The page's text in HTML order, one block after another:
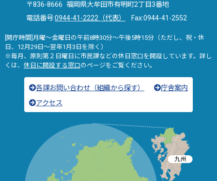
〒836-8666 福岡県大牟田市有明町2丁目3番地
電話番号:0944-41-2222（代表） Fax:0944-41-2552
[開庁時間]月曜～金曜日の午前8時30分～午後5時15分（ただし、祝・休
日、12月29日～翌年1月3日を除く）
※毎月、原則第２日曜日に市民課などの休日窓口を開設しています。詳し
くは、 休日に開設する窓口のページをご覧ください。
各課お問い合わせ（組織から探す）
庁舎案内
アクセス